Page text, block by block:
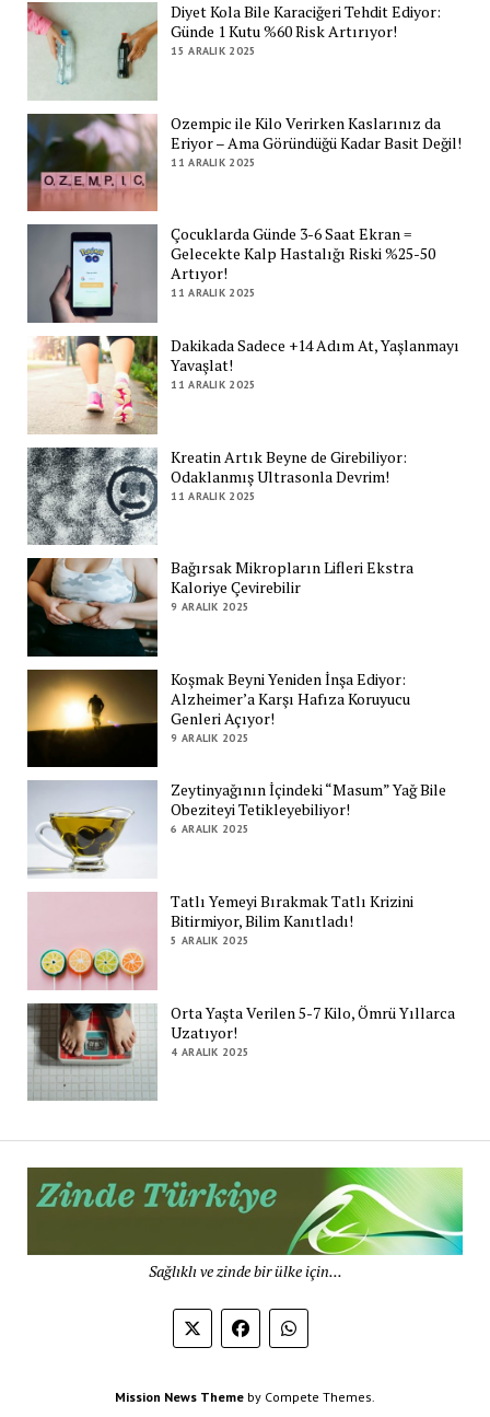
Diyet Kola Bile Karaciğeri Tehdit Ediyor:
Günde 1 Kutu %60 Risk Artırıyor!
15 ARALIK 2025
Ozempic ile Kilo Verirken Kaslarınız da
Eriyor – Ama Göründüğü Kadar Basit Değil!
11 ARALIK 2025
Çocuklarda Günde 3-6 Saat Ekran =
Gelecekte Kalp Hastalığı Riski %25-50
Artıyor!
11 ARALIK 2025
Dakikada Sadece +14 Adım At, Yaşlanmayı
Yavaşlat!
11 ARALIK 2025
Kreatin Artık Beyne de Girebiliyor:
Odaklanmış Ultrasonla Devrim!
11 ARALIK 2025
Bağırsak Mikropların Lifleri Ekstra
Kaloriye Çevirebilir
9 ARALIK 2025
Koşmak Beyni Yeniden İnşa Ediyor:
Alzheimer’a Karşı Hafıza Koruyucu
Genleri Açıyor!
9 ARALIK 2025
Zeytinyağının İçindeki “Masum” Yağ Bile
Obeziteyi Tetikleyebiliyor!
6 ARALIK 2025
Tatlı Yemeyi Bırakmak Tatlı Krizini
Bitirmiyor, Bilim Kanıtladı!
5 ARALIK 2025
Orta Yaşta Verilen 5-7 Kilo, Ömrü Yıllarca
Uzatıyor!
4 ARALIK 2025
Sağlıklı ve zinde bir ülke için...
Mission News Theme by Compete Themes.